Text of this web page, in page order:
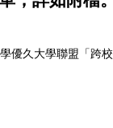
優久大學聯盟「跨